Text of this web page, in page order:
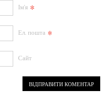
Ім'я *
Ел. пошта *
Сайт